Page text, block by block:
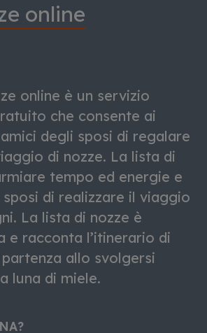
online
online è un servizio
che consente ai
degli sposi di regalare
di nozze. La lista di
tempo ed energie e
di realizzare il viaggio
La lista di nozze è
e racconta l’itinerario di
allo svolgersi
luna di miele.